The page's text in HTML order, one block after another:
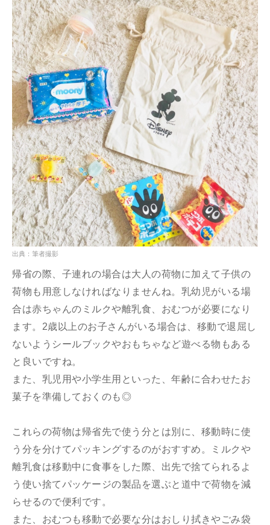
出典：筆者撮影
帰省の際、子連れの場合は大人の荷物に加えて子供の
荷物も用意しなければなりませんね。乳幼児がいる場
合は赤ちゃんのミルクや離乳食、おむつが必要になり
ます。2歳以上のお子さんがいる場合は、移動で退屈し
ないようシールブックやおもちゃなど遊べる物もある
と良いですね。
また、乳児用や小学生用といった、年齢に合わせたお
菓子を準備しておくのも◎
これらの荷物は帰省先で使う分とは別に、移動時に使
う分を分けてパッキングするのがおすすめ。ミルクや
離乳食は移動中に食事をした際、出先で捨てられるよ
う使い捨てパッケージの製品を選ぶと道中で荷物を減
らせるので便利です。
また、おむつも移動で必要な分はおしり拭きやごみ袋